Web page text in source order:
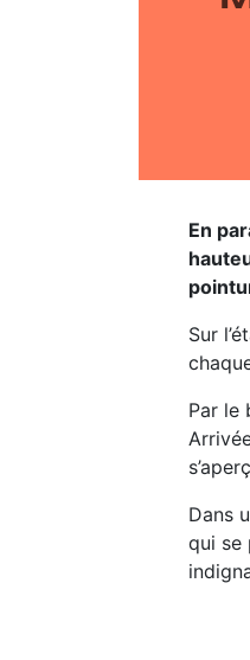
En
Sur
Par le
Dans
qui se